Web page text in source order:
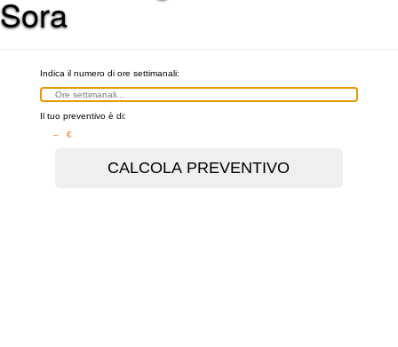
Sora
Indica il numero di ore settimanali:
Il tuo preventivo è di:
– €